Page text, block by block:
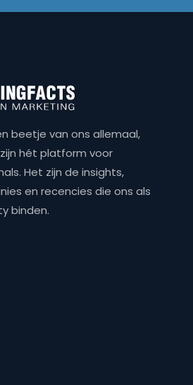
beetje van ons allemaal,
hét platform voor
Het zijn de insights,
en recencies die ons als
binden.